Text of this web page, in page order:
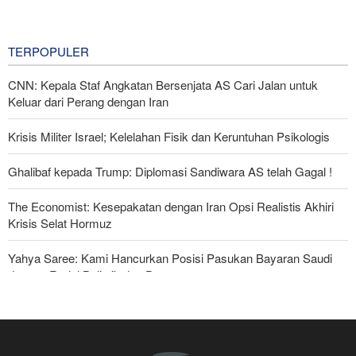
TERPOPULER
CNN: Kepala Staf Angkatan Bersenjata AS Cari Jalan untuk
Keluar dari Perang dengan Iran
Krisis Militer Israel; Kelelahan Fisik dan Keruntuhan Psikologis
Ghalibaf kepada Trump: Diplomasi Sandiwara AS telah Gagal !
The Economist: Kesepakatan dengan Iran Opsi Realistis Akhiri
Krisis Selat Hormuz
Yahya Saree: Kami Hancurkan Posisi Pasukan Bayaran Saudi
dengan Rudal Balistik dan Drone